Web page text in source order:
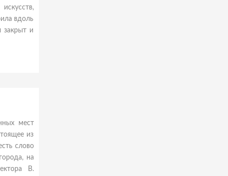
вдоль
закрыт и
мест
из
слово
на
В.